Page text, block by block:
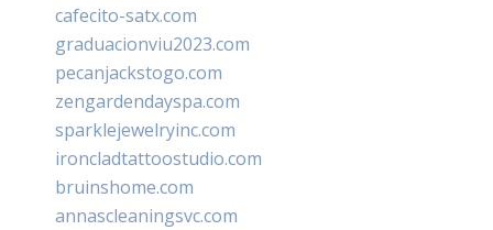
cafecito-satx.com
graduacionviu2023.com
pecanjackstogo.com
zengardendayspa.com
sparklejewelryinc.com
ironcladtattoostudio.com
bruinshome.com
annascleaningsvc.com